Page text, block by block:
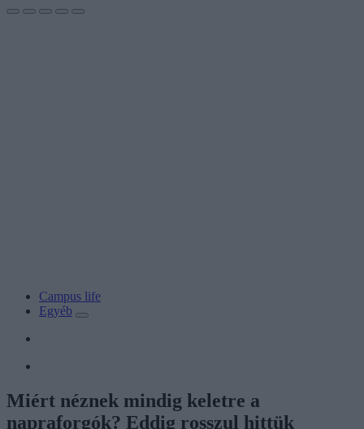
Campus life
Egyéb
Miért néznek mindig keletre a
napraforgók? Eddig rosszul hittük